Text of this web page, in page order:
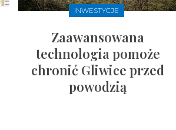
INWESTYCJE
Zaawansowana
technologia pomoże
chronić Gliwice przed
powodzią